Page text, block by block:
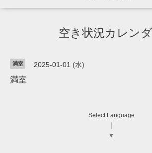
空き状況カレン
満室 2025-01-01 (水)
満室
Select Language
▼